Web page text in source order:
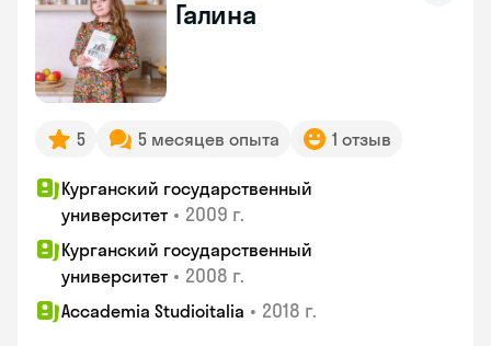
Галина
5 5 месяцев опыта 1 отзыв
Курганский государственный
университет • 2009 г.
Курганский государственный
университет • 2008 г.
Accademia Studioitalia • 2018 г.